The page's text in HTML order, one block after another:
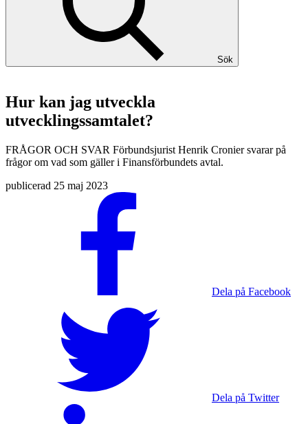
Sök
Hur kan jag utveckla
utvecklingssamtalet?
FRÅGOR OCH SVAR Förbundsjurist Henrik Cronier svarar på
frågor om vad som gäller i Finansförbundets avtal.
publicerad 25 maj 2023
Dela på Facebook
Dela på Twitter